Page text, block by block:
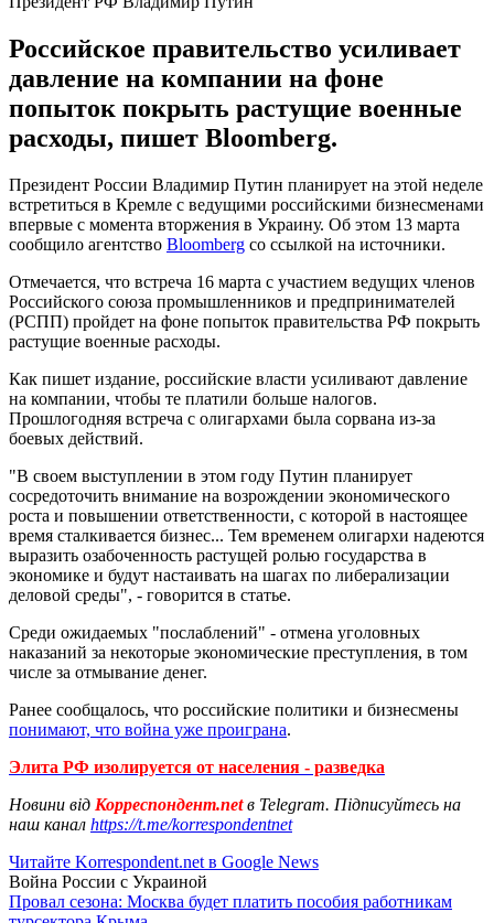
Российское правительство усиливает
давление на компании на фоне
попыток покрыть растущие военные
расходы, пишет Bloomberg.
Президент России Владимир Путин планирует на этой неделе
встретиться в Кремле с ведущими российскими бизнесменами
впервые с момента вторжения в Украину. Об этом 13 марта
сообщило агентство Bloomberg со ссылкой на источники.
Отмечается, что встреча 16 марта с участием ведущих членов
Российского союза промышленников и предпринимателей
(РСПП) пройдет на фоне попыток правительства РФ покрыть
растущие военные расходы.
Как пишет издание, российские власти усиливают давление
на компании, чтобы те платили больше налогов.
Прошлогодняя встреча с олигархами была сорвана из-за
боевых действий.
"В своем выступлении в этом году Путин планирует
сосредоточить внимание на возрождении экономического
роста и повышении ответственности, с которой в настоящее
время сталкивается бизнес... Тем временем олигархи надеются
выразить озабоченность растущей ролью государства в
экономике и будут настаивать на шагах по либерализации
деловой среды", - говорится в статье.
Среди ожидаемых "послаблений" - отмена уголовных
наказаний за некоторые экономические преступления, в том
числе за отмывание денег.
Ранее сообщалось, что российские политики и бизнесмены
понимают, что война уже проиграна.
Элита РФ изолируется от населения - разведка
Новини від Корреспондент.netв Telegram. Підписуйтесь на
наш канал https://t.me/korrespondentnet
Читайте Korrespondent.net в Google News
Война России с Украиной
Провал сезона: Москва будет платить пособия работникам